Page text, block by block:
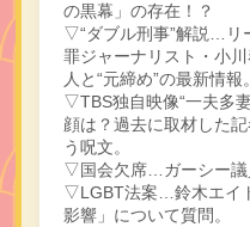
の黒幕」の存在！？
▽“ダブル刑事”解説…リ
罪ジャーナリスト・小
人と“元締め”の最新情報。
▽TBS独自映像“一夫多
顔は？過去に取材した
う呪文。
▽国会欠席…ガーシー議
▽LGBT法案…鈴木エイ
影響」について質問。